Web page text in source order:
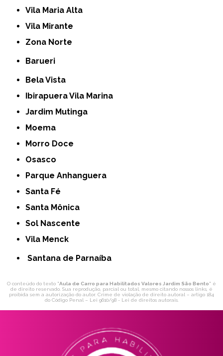
Vila Maria Alta
Vila Mirante
Zona Norte
Barueri
Bela Vista
Ibirapuera Vila Marina
Jardim Mutinga
Moema
Morro Doce
Osasco
Parque Anhanguera
Santa Fé
Santa Mônica
Sol Nascente
Vila Menck
Santana de Parnaíba
O conteúdo do texto "Aula de Carro para Habilitados Valores Jardim São Bento" é
de direito reservado. Sua reprodução, parcial ou total, mesmo citando nossos links, é
proibida sem a autorização do autor. Crime de violação de direito autoral – artigo 184
do Código Penal – Lei 9610/98 - Lei de direitos autorais.